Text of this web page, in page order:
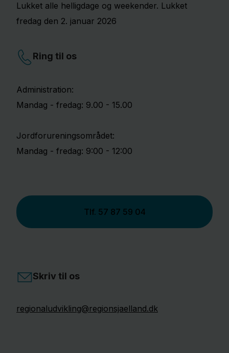
Lukket alle helligdage og weekender. Lukket
fredag den 2. januar 2026
Ring til os
Administration:
Mandag - fredag: 9.00 - 15.00
Jordforureningsområdet:
Mandag - fredag: 9:00 - 12:00
Tlf. 57 87 59 04
Skriv til os
regionaludvikling@regionsjaelland.dk